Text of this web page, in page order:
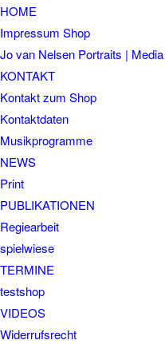
HOME
Impressum Shop
Jo van Nelsen Portraits | Media
KONTAKT
Kontakt zum Shop
Kontaktdaten
Musikprogramme
NEWS
Print
PUBLIKATIONEN
Regiearbeit
spielwiese
TERMINE
testshop
VIDEOS
Widerrufsrecht